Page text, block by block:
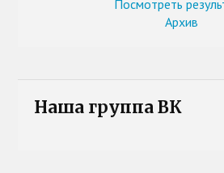
Посмотреть
Архив
Наша группа ВК